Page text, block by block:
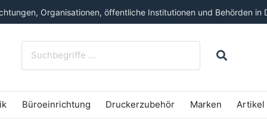
Organisationen, öffentliche Institutionen und Behörden in
Büroeinrichtung Druckerzubehör Marken Artikel